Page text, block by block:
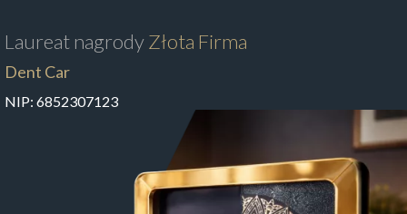
Laureat nagrodyZłota Firma
Dent Car
NIP: 6852307123